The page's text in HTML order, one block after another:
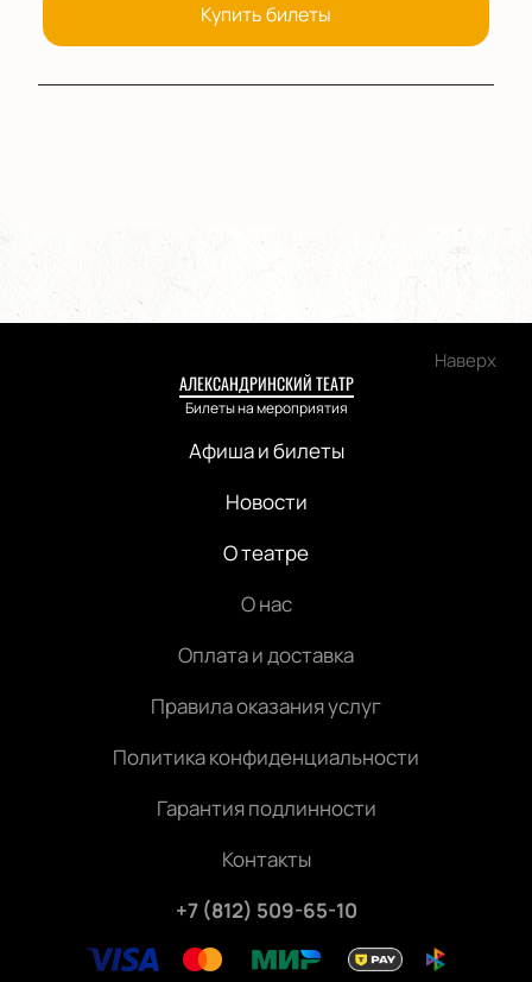
Купить билеты
Наверх
АЛЕКСАНДРИНСКИЙ ТЕАТР
Билеты на мероприятия
Афиша и билеты
Новости
О театре
О нас
Оплата и доставка
Правила оказания услуг
Политика конфиденциальности
Гарантия подлинности
Контакты
+7 (812) 509-65-10